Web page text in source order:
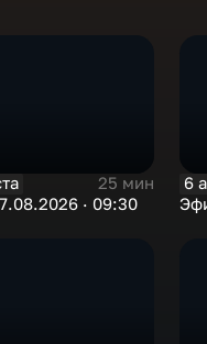
25 мин
· 09:30
6